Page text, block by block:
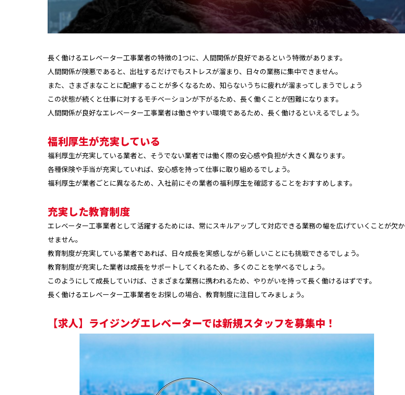
長く働けるエレベーター工事業者の特徴の1つに、人間関係が良好であるという特徴があります。
人間関係が険悪であると、出社するだけでもストレスが溜まり、日々の業務に集中できません。
また、さまざまなことに配慮することが多くなるため、知らないうちに疲れが溜まってしまうでしょう
この状態が続くと仕事に対するモチベーションが下がるため、長く働くことが困難になります。
人間関係が良好なエレベーター工事業者は働きやすい環境であるため、長く働けるといえるでしょう。
福利厚生が充実している
福利厚生が充実している業者と、そうでない業者では働く際の安心感や負担が大きく異なります。
各種保険や手当が充実していれば、安心感を持って仕事に取り組めるでしょう。
福利厚生が業者ごとに異なるため、入社前にその業者の福利厚生を確認することをおすすめします。
充実した教育制度
エレベーター工事業者として活躍するためには、常にスキルアップして対応できる業務の幅を広げていくことが欠か
せません。
教育制度が充実している業者であれば、日々成長を実感しながら新しいことにも挑戦できるでしょう。
教育制度が充実した業者は成長をサポートしてくれるため、多くのことを学べるでしょう。
このようにして成長していけば、さまざまな業務に携われるため、やりがいを持って長く働けるはずです。
長く働けるエレベーター工事業者をお探しの場合、教育制度に注目してみましょう。
【求人】ライジングエレベーターでは新規スタッフを募集中！